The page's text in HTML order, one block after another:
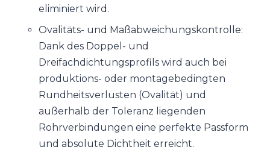
eliminiert wird.
Ovalitäts- und Maßabweichungskontrolle:
Dank des Doppel- und
Dreifachdichtungsprofils wird auch bei
produktions- oder montagebedingten
Rundheitsverlusten (Ovalität) und
außerhalb der Toleranz liegenden
Rohrverbindungen eine perfekte Passform
und absolute Dichtheit erreicht.